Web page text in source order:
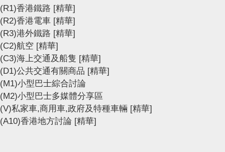
(R1)香港鐵路 [精華]
(R2)香港電車 [精華]
(R3)港外鐵路 [精華]
(C2)航空 [精華]
(C3)海上交通及船隻 [精華]
(D1)公共交通有關商品 [精華]
(M1)小型巴士綜合討論
(M2)小型巴士多媒體分享區
(V)私家車,商用車,政府及特種車輛 [精華]
(A10)香港地方討論 [精華]